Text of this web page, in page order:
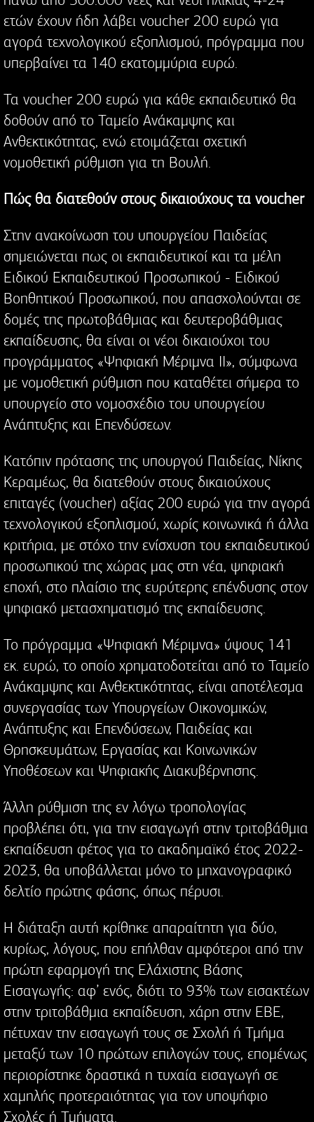
ετών έχουν ήδη λάβει voucher 200 ευρώ για
αγορά τεχνολογικού εξοπλισμού, πρόγραμμα που
υπερβαίνει τα 140 εκατομμύρια ευρώ.
Τα voucher 200 ευρώ για κάθε εκπαιδευτικό θα
δοθούν από το Ταμείο Ανάκαμψης και
Ανθεκτικότητας, ενώ ετοιμάζεται σχετική
νομοθετική ρύθμιση για τη Βουλή.
Πώς θα διατεθούν στους δικαιούχους τα voucher
Στην ανακοίνωση του υπουργείου Παιδείας
σημειώνεται πως οι εκπαιδευτικοί και τα μέλη
Ειδικού Εκπαιδευτικού Προσωπικού - Ειδικού
Βοηθητικού Προσωπικού, που απασχολούνται σε
δομές της πρωτοβάθμιας και δευτεροβάθμιας
εκπαίδευσης, θα είναι οι νέοι δικαιούχοι του
προγράμματος «Ψηφιακή Μέριμνα ΙΙ», σύμφωνα
με νομοθετική ρύθμιση που καταθέτει σήμερα το
υπουργείο στο νομοσχέδιο του υπουργείου
Ανάπτυξης και Επενδύσεων.
Κατόπιν πρότασης της υπουργού Παιδείας, Νίκης
Κεραμέως, θα διατεθούν στους δικαιούχους
επιταγές (voucher) αξίας 200 ευρώ για την αγορά
τεχνολογικού εξοπλισμού, χωρίς κοινωνικά ή άλλα
κριτήρια, με στόχο την ενίσχυση του εκπαιδευτικού
προσωπικού της χώρας μας στη νέα, ψηφιακή
εποχή, στο πλαίσιο της ευρύτερης επένδυσης στον
ψηφιακό μετασχηματισμό της εκπαίδευσης.
Το πρόγραμμα «Ψηφιακή Μέριμνα» ύψους 141
εκ. ευρώ, το οποίο χρηματοδοτείται από το Ταμείο
Ανάκαμψης και Ανθεκτικότητας, είναι αποτέλεσμα
συνεργασίας των Υπουργείων Οικονομικών,
Ανάπτυξης και Επενδύσεων, Παιδείας και
Θρησκευμάτων, Εργασίας και Κοινωνικών
Υποθέσεων και Ψηφιακής Διακυβέρνησης.
Άλλη ρύθμιση της εν λόγω τροπολογίας
προβλέπει ότι, για την εισαγωγή στην τριτοβάθμια
εκπαίδευση φέτος για το ακαδημαϊκό έτος 2022-
2023, θα υποβάλλεται μόνο το μηχανογραφικό
δελτίο πρώτης φάσης, όπως πέρυσι.
Η διάταξη αυτή κρίθηκε απαραίτητη για δύο,
κυρίως, λόγους, που επήλθαν αμφότεροι από την
πρώτη εφαρμογή της Ελάχιστης Βάσης
Εισαγωγής: αφ’ ενός, διότι το 93% των εισακτέων
στην τριτοβάθμια εκπαίδευση, χάρη στην ΕΒΕ,
πέτυχαν την εισαγωγή τους σε Σχολή ή Τμήμα
μεταξύ των 10 πρώτων επιλογών τους, επομένως
περιορίστηκε δραστικά η τυχαία εισαγωγή σε
χαμηλής προτεραιότητας για τον υποψήφιο
Σχολές ή Τμήματα.